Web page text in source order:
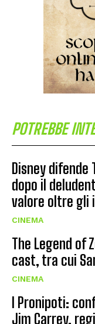
POTREBBE
Disney difende
dopo il
valore oltre gli
CINEMA
The Legend of
cast, tra cui
CINEMA
I Pronipoti:
Jim Carrey,